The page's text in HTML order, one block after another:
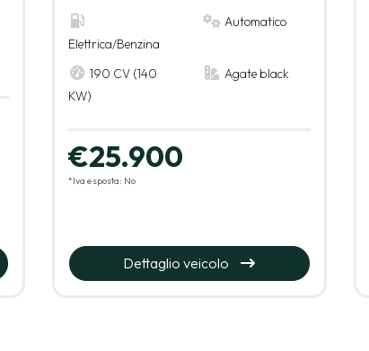
Elettrica/Benzina
Automatico
190 CV (140
KW)
Agate black
€25.900
*Iva esposta: No
Dettaglio veicolo